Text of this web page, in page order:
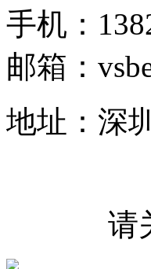
手机：
邮箱：
地址：深
请关